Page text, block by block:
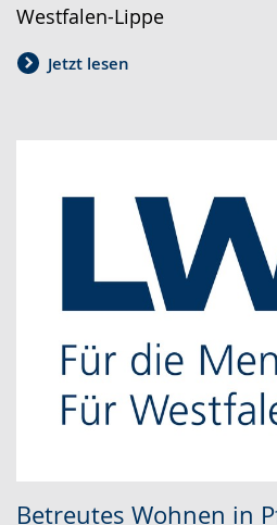
Westfalen-Lippe
Jetzt lesen
Betreutes Wohnen in